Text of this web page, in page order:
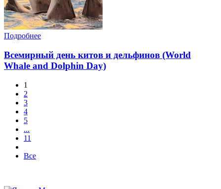
Подробнее
Всемирный день китов и дельфинов (World
Whale and Dolphin Day)
1
2
3
4
5
...
11
Все